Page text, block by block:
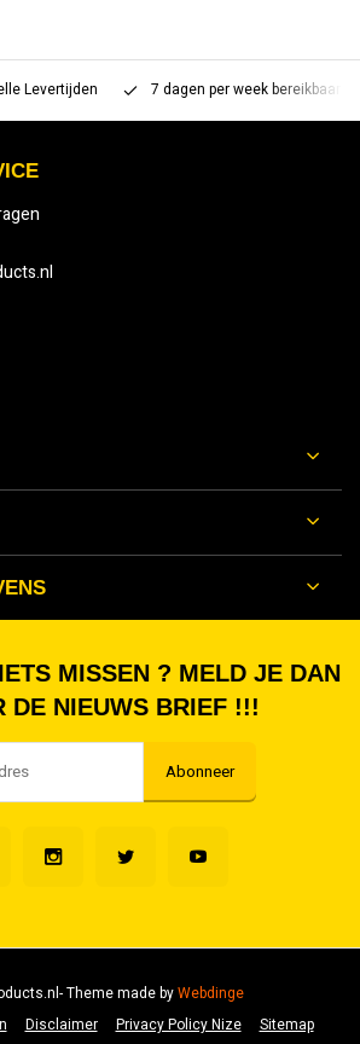
Levertijden 7 dagen per week bereikbaar
MISSEN ? MELD JE DAN
DE NIEUWS BRIEF !!!
Abonneer
Disclaimer Privacy Policy Nize Sitemap
- Theme made byWebdinge